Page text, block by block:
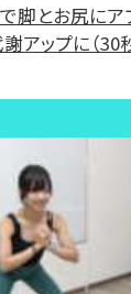
脚とお尻にア
アップに（